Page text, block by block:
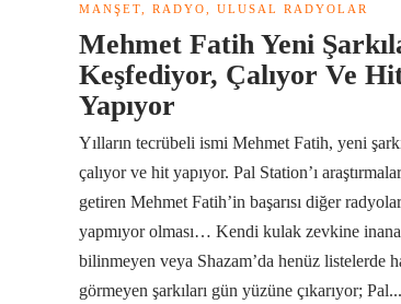
MANŞET RADYO ULUSAL RADYOLAR
Mehmet Fatih Yeni
Keşfediyor, Çalıyor Ve
Yapıyor
Yılların tecrübeli ismi Mehmet Fatih, yeni
çalıyor ve hit yapıyor. Pal Station’ı
getiren Mehmet Fatih’in başarısı diğer
yapmıyor olması… Kendi kulak zevkine
bilinmeyen veya Shazam’da henüz listelerde
görmeyen şarkıları gün yüzüne çıkarıyor; Pal...